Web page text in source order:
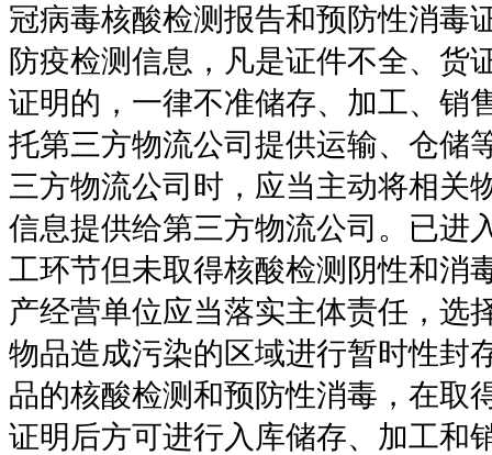
冠病毒核酸检测报告和预防性消毒
防疫检测信息，凡是证件不全、货
证明的，一律不准储存、加工、销
托第三方物流公司提供运输、仓储
三方物流公司时，应当主动将相关
信息提供给第三方物流公司。已进
工环节但未取得核酸检测阴性和消
产经营单位应当落实主体责任，选
物品造成污染的区域进行暂时性封
品的核酸检测和预防性消毒，在取
证明后方可进行入库储存、加工和